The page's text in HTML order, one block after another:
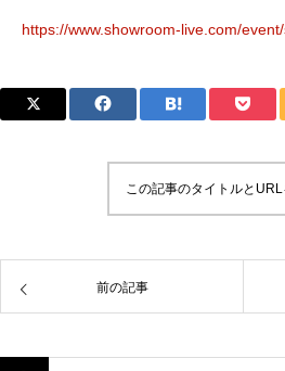
https://www.showroom-live.com/
この記事のタイトルと
前の記事